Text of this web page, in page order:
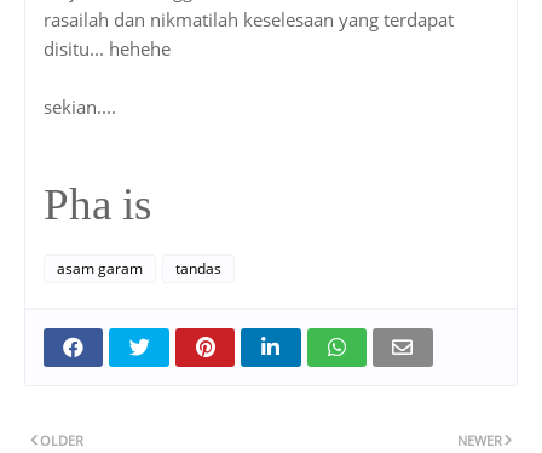
rasailah dan nikmatilah keselesaan yang terdapat
disitu... hehehe
sekian....
Pha is
asam garam tandas
NEWER
OLDER